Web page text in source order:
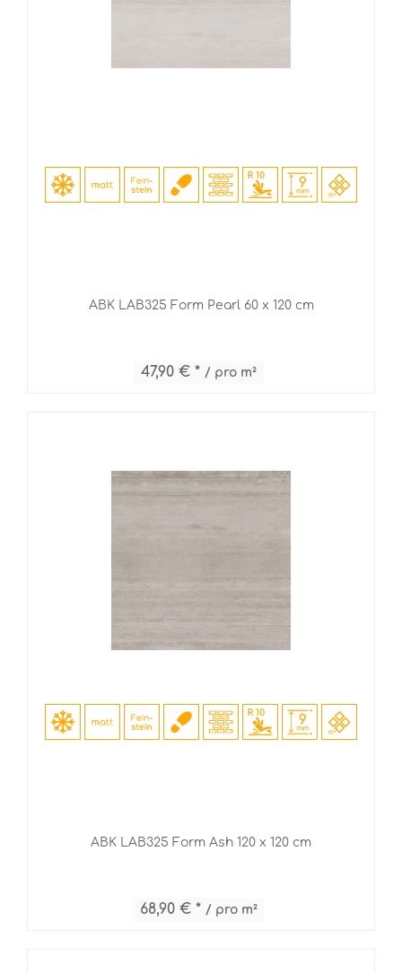
ABK LAB325 Form Pearl 60 x 120 cm
47,90 € * / pro m²
ABK LAB325 Form Ash 120 x 120 cm
68,90 € * / pro m²